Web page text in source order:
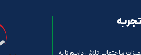
ساختمانی تلاش داریم تا به